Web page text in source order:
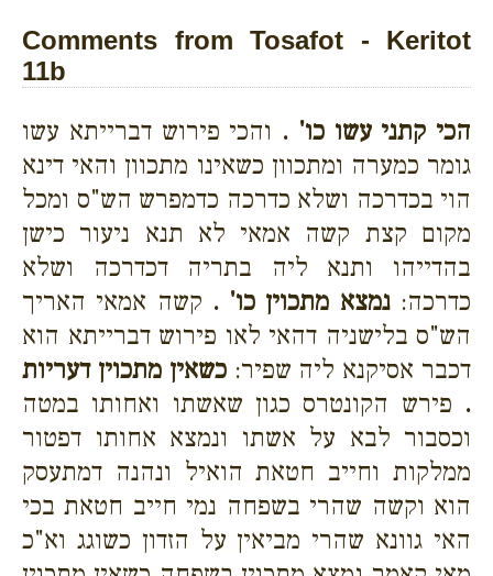
Comments from Tosafot - Keritot
11b
הכי קתני עשו כו' . והכי פירוש דברייתא עשו
גומר כמערה ומתכוון כשאינו מתכוון והאי דינא
הוי בכדרכה ושלא כדרכה כדמפרש הש"ס ומכל
מקום קצת קשה אמאי לא תנא ניעור כישן
בהדייהו ותנא ליה בתריה דכדרכה ושלא
כדרכה:נמצא מתכוין כו' . קשה אמאי האריך
הש"ס בלישניה דהאי לאו פירוש דברייתא הוא
דכבר אסיקנא ליה שפיר:כשאין מתכוין דעריות
. פירש הקונטרס כגון שאשתו ואחותו במטה
וכסבור לבא על אשתו ונמצא אחותו דפטור
ממלקות וחייב חטאת הואיל ונהנה דמתעסק
הוא וקשה שהרי בשפחה נמי חייב חטאת בכי
האי גוונא שהרי מביאין על הזדון כשוגג וא"כ